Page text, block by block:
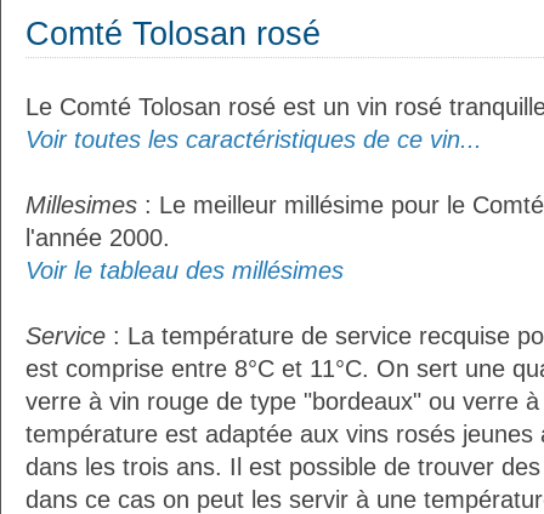
Comté Tolosan rosé
Le Comté Tolosan rosé est un vin rosé
Voir toutes les caractéristiques de ce vin...
Millesimes : Le meilleur millésime pour le
l'année 2000.
Voir le tableau des millésimes
Service : La température de service recquise
est comprise entre 8°C et 11°C. On sert une
verre à vin rouge de type "bordeaux" ou verre
température est adaptée aux vins rosés jeunes
dans les trois ans. Il est possible de trouver
dans ce cas on peut les servir à une